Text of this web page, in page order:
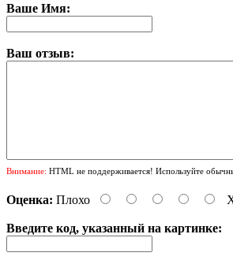
Ваше Имя:
Ваш отзыв:
Внимание: HTML не поддерживается! Используйте
Оценка: Плохо
Введите код, указанный на картинке: